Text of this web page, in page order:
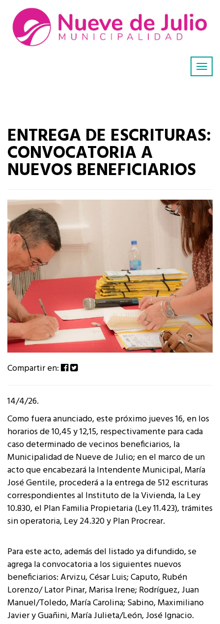
ENTREGA DE ESCRITURAS:
CONVOCATORIA A
NUEVOS BENEFICIARIOS
Compartir en:
14/4/26.
Como fuera anunciado, este próximo jueves 16, en los
horarios de 10,45 y 12,15, respectivamente para cada
caso determinado de vecinos beneficiarios, la
Municipalidad de Nueve de Julio; en el marco de un
acto que encabezará la Intendente Municipal, María
José Gentile, procederá a la entrega de 512 escrituras
correspondientes al Instituto de la Vivienda, la Ley
10.830, el Plan Familia Propietaria (Ley 11.423), trámites
sin operatoria, Ley 24.320 y Plan Procrear.
Para este acto, además del listado ya difundido, se
agrega la convocatoria a los siguientes nuevos
beneficiarios: Arvizu, César Luis; Caputo, Rubén
Lorenzo/ Lator Pinar, Marisa Irene; Rodríguez, Juan
Manuel/Toledo, María Carolina; Sabino, Maximiliano
Javier y Guañini, María Julieta/León, José Ignacio.